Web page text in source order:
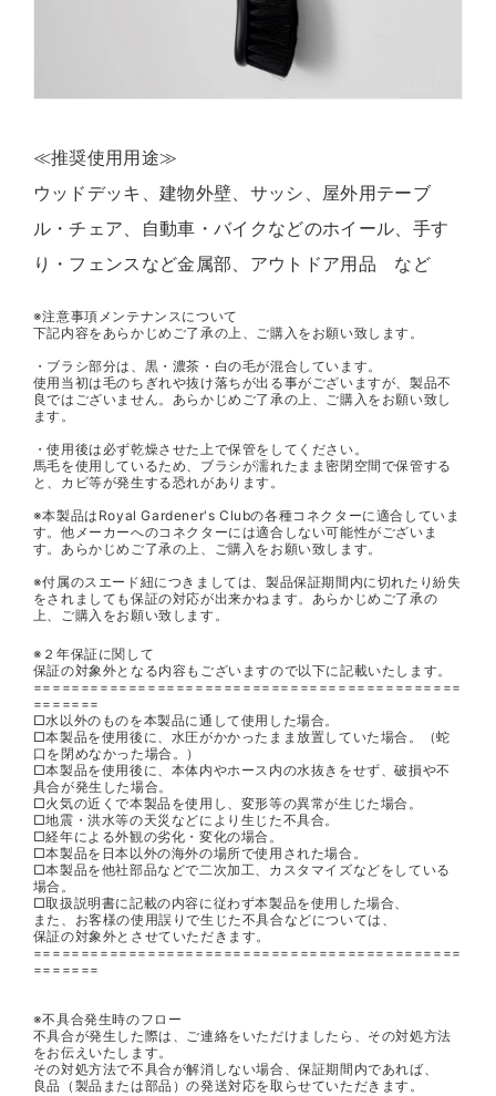
≪推奨使用用途≫
ウッドデッキ、建物外壁、サッシ、屋外用テーブ
ル・チェア、自動車・バイクなどのホイール、手す
り・フェンスなど金属部、アウトドア用品 など
※注意事項メンテナンスについて
下記内容をあらかじめご了承の上、ご購入をお願い致します。
・ブラシ部分は、黒・濃茶・白の毛が混合しています。
使用当初は毛のちぎれや抜け落ちが出る事がございますが、製品不
良ではございません。あらかじめご了承の上、ご購入をお願い致し
ます。
・使用後は必ず乾燥させた上で保管をしてください。
馬毛を使用しているため、ブラシが濡れたまま密閉空間で保管する
と、カビ等が発生する恐れがあります。
※本製品はRoyal Gardener's Clubの各種コネクターに適合していま
す。他メーカーへのコネクターには適合しない可能性がございま
す。あらかじめご了承の上、ご購入をお願い致します。
※付属のスエード紐につきましては、製品保証期間内に切れたり紛失
をされましても保証の対応が出来かねます。あらかじめご了承の
上、ご購入をお願い致します。
※２年保証に関して
保証の対象外となる内容もございますので以下に記載いたします。
=============================================
=======
□水以外のものを本製品に通して使用した場合。
□本製品を使用後に、水圧がかかったまま放置していた場合。（蛇
口を閉めなかった場合。）
□本製品を使用後に、本体内やホース内の水抜きをせず、破損や不
具合が発生した場合。
□火気の近くで本製品を使用し、変形等の異常が生じた場合。
□地震・洪水等の天災などにより生じた不具合。
□経年による外観の劣化・変化の場合。
□本製品を日本以外の海外の場所で使用された場合。
□本製品を他社部品などで二次加工、カスタマイズなどをしている
場合。
□取扱説明書に記載の内容に従わず本製品を使用した場合、
また、お客様の使用誤りで生じた不具合などについては、
保証の対象外とさせていただきます。
=============================================
=======
※不具合発生時のフロー
不具合が発生した際は、ご連絡をいただけましたら、その対処方法
をお伝えいたします。
その対処方法で不具合が解消しない場合、保証期間内であれば、
良品（製品または部品）の発送対応を取らせていただきます。